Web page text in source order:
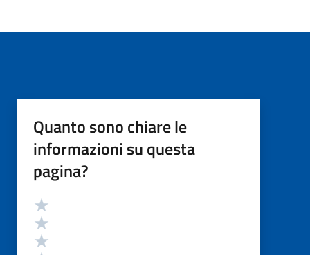
Quanto sono chiare le
informazioni su questa
pagina?
Valutazione